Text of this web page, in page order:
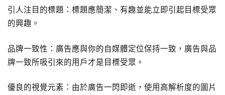
引人注目的標題：標題應簡潔、有趣並能立即引起目標受眾
的興趣。
品牌一致性：廣告應與你的自媒體定位保持一致，廣告與品
牌一致所吸引來的用戶才是目標受眾。
優良的視覺元素：由於廣告一閃即逝，使用高解析度的圖片